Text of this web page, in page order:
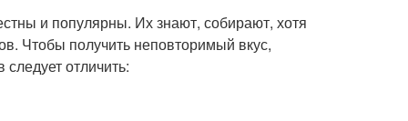
и популярны. Их знают, собирают, хотя
Чтобы получить неповторимый вкус,
отличить: